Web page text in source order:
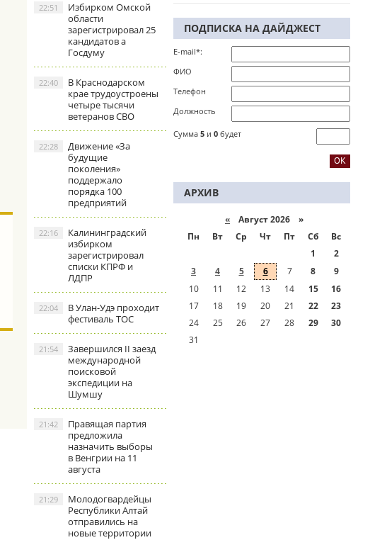
Избирком Омской
области
зарегистрировал 25
кандидатов а
Госдуму
22:51
В Краснодарском
крае трудоустроены
четыре тысячи
ветеранов СВО
22:40
Движение «За
будущие
поколения»
поддержало
порядка 100
предприятий
22:28
Калининградский
избирком
зарегистрировал
списки КПРФ и
ЛДПР
22:16
В Улан-Удэ проходит
фестиваль ТОС
22:04
Завершился II заезд
международной
поисковой
экспедиции на
Шумшу
21:54
Правящая партия
предложила
назначить выборы
в Венгрии на 11
августа
21:42
Молодогвардейцы
Республики Алтай
отправились на
новые территории
21:29
ПОДПИСКА НА ДАЙДЖЕСТ
E-mail*:
ФИО
Телефон
Должность
Сумма 5 и 0 будет
АРХИВ
« Август 2026 »
Пн
Вт Ср Чт Пт Сб
Вс
1
2
3
4 5 6 7 8
9
10
11 12 13 14 15
16
17
18 19 20 21 22
23
24
25 26 27 28 29
30
31